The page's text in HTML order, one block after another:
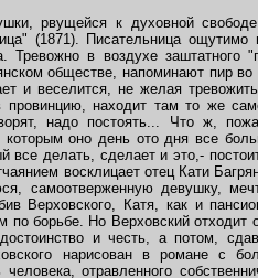
рвущейся к духовной
(1871). Писательница ощутимо
в воздухе заштатного
обществе, напоминают пир
и веселится, не желая
находит там то же
надо постоять... Что ж,
оно день ото дня все
все делать, сделает и это,-
восклицает отец Кати
самоотверженную девушку,
Верховского, Катя, как и
борьбе. Но Верховский
и честь, а потом,
нарисован в романе с
отравленного